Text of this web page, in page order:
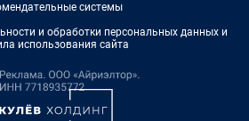
системы
и обработки персональных данных и
использования сайта